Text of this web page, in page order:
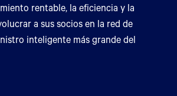
rentable, la eficiencia y la
a sus socios en la red de
inteligente más grande del